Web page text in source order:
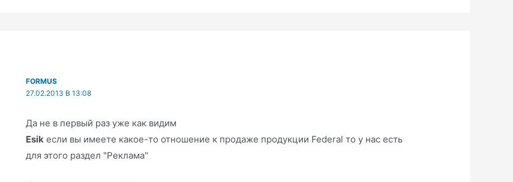
FORMUS
27.02.2013 В 13:08
Да не в первый раз уже как видим
Esik если вы имеете какое-то отношение к продаже продукции Federal то у нас есть
для этого раздел "Реклама"